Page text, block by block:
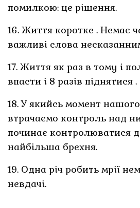
помилкою: це рішення.
16. Життя коротке . Немає
важливі слова
17. Життя як раз в тому і
впасти і 8 разів піднятися .
18. У якийсь момент
втрачаємо контроль над
починає контролюватися
найбільша брехня.
19. Одна річ робить мрії
невдачі.